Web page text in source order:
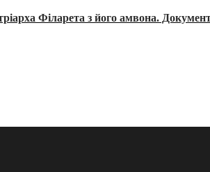
Філарета з його амвона. Документ